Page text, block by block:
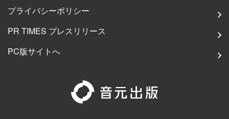
プライバシーポリシー
PR TIMES プレスリリース
PC版サイトへ